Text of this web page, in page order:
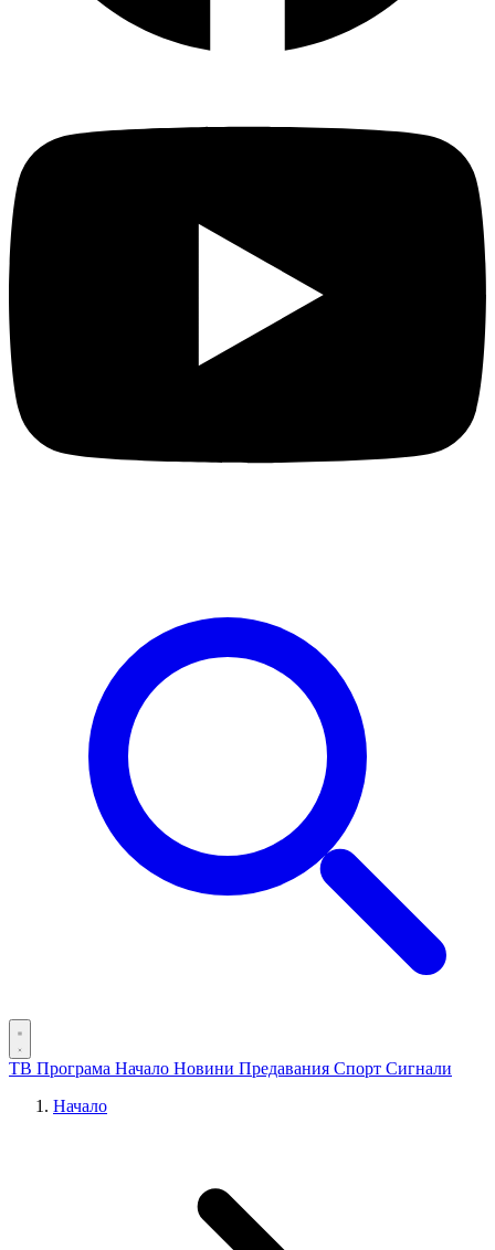
ТВ Програма Начало Новини Предавания Спорт Сигнали
Начало